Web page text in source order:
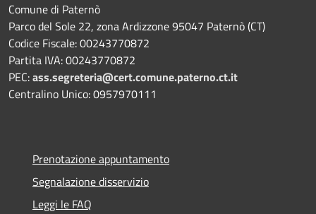
Comune di Paternò
Parco del Sole 22, zona Ardizzone 95047 Paternò (CT)
Codice Fiscale: 00243770872
Partita IVA: 00243770872
PEC:ass.segreteria@cert.comune.paterno.ct.it
Centralino Unico: 0957970111
Prenotazione appuntamento
Segnalazione disservizio
Leggi le FAQ